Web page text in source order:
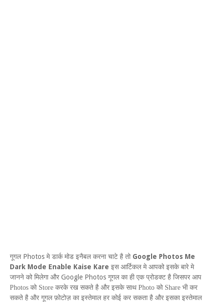
गूगल Photos मे डार्क मोड इनैबल करना चाटे है तो Google Photos Me
Dark Mode Enable Kaise Kare इस आर्टिकल मे आपको इसके बारे मे
जानने को मिलेगा और Google Photos गूगल का ही एक प्रोडक्ट है जिसपर आप
Photos को Store करके रख सकते है और इसके साथ Photo को Share भी कर
सकते है और गूगल फ़ोटोज़ का इस्तेमाल हर कोई कर सकता है और इसका इस्तेमाल